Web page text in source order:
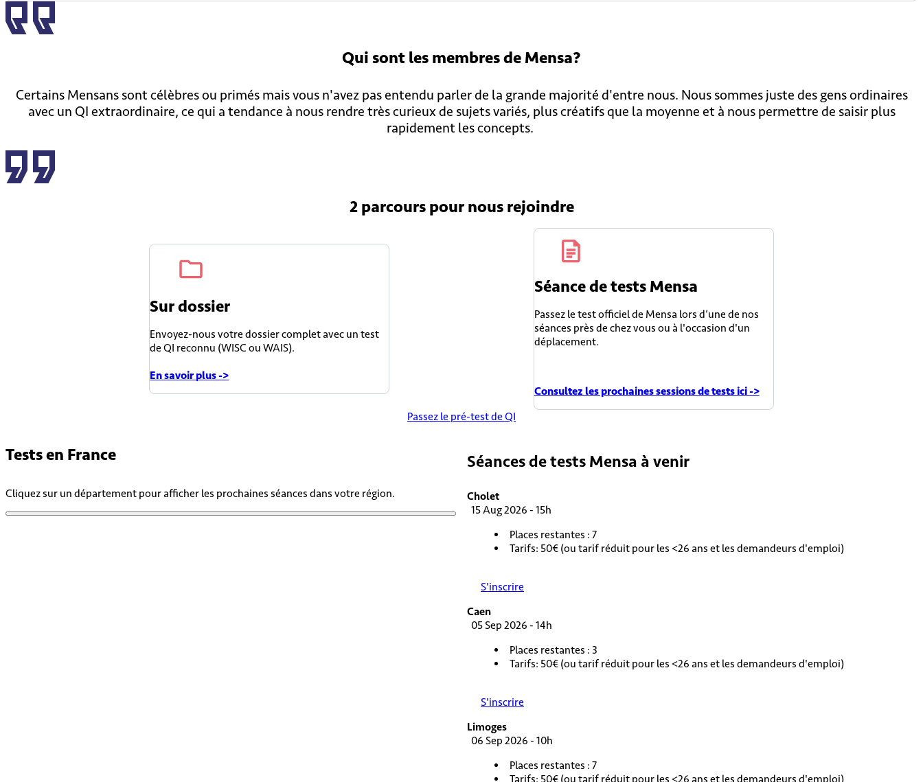
Qui sont les membresde Mensa?
Certains Mensans sont célèbres ou primés mais vous n'avez pas entendu parler de la grande majorité d'entre nous. Nous sommes juste des gens ordinaires
avec un QI extraordinaire, ce qui a tendance à nous rendre très curieux de sujets variés, plus créatifs que la moyenne et à nous permettre de saisir plus
rapidement les concepts.
2 parcourspour nous rejoindre
Sur dossier
Envoyez-nous votre dossier complet avec un test
de QI reconnu (WISC ou WAIS).
En savoir plus ->
Séance de tests Mensa
Passez le test officiel de Mensa lors d’une de nos
séances près de chez vous ou à l'occasion d'un
déplacement.
Consultez les prochaines sessions de tests ici ->
Passez le pré-test de QI
Tests en France
Cliquez sur un département pour afficher les prochaines séances dans votre région.
Séances de tests Mensa à venir
Cholet
15 Aug 2026 - 15h
Places restantes : 7
Tarifs: 50€ (ou tarif réduit pour les <26 ans et les demandeurs d'emploi)
S'inscrire
Caen
05 Sep 2026 - 14h
Places restantes : 3
Tarifs: 50€ (ou tarif réduit pour les <26 ans et les demandeurs d'emploi)
S'inscrire
Limoges
06 Sep 2026 - 10h
Places restantes : 7
Tarifs: 50€ (ou tarif réduit pour les <26 ans et les demandeurs d'emploi)